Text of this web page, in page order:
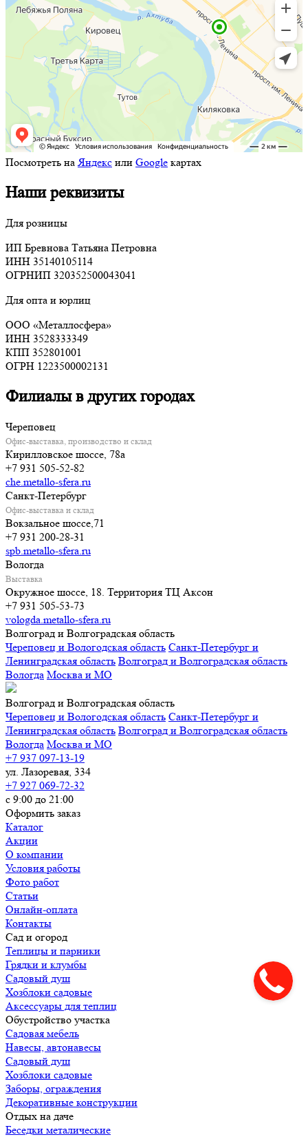
Посмотреть наЯндекс или Google картах
Наши реквизиты
Для розницы
ИП Бревнова Татьяна Петровна
ИНН 35140105114
ОГРНИП 320352500043041
Для опта и юрлиц
ООО «Металлосфера»
ИНН 3528333349
КПП 352801001
ОГРН 1223500002131
Филиалы в других городах
Череповец
Офис-выставка, производство и склад
Кирилловское шоссе, 78а
+7 931 505-52-82
che.metallo-sfera.ru
Санкт-Петербург
Офис-выставка и склад
Вокзальное шоссе,71
+7 931 200-28-31
spb.metallo-sfera.ru
Вологда
Выставка
Окружное шоссе, 18. Территория ТЦ Аксон
+7 931 505-53-73
vologda.metallo-sfera.ru
Волгоград и Волгоградская область
Череповец и Вологодская область Санкт-Петербург и
Ленинградская область Волгоград и Волгоградская область
Вологда Москва и МО
Волгоград и Волгоградская область
Череповец и Вологодская область Санкт-Петербург и
Ленинградская область Волгоград и Волгоградская область
Вологда Москва и МО
+7 937 097-13-19
ул. Лазоревая, 334
+7 927 069-72-32
с 9:00 до 21:00
Оформить заказ
Каталог
Акции
О компании
Условия работы
Фото работ
Статьи
Онлайн-оплата
Контакты
Сад и огород
Теплицы и парники
Грядки и клумбы
Садовый душ
Хозблоки садовые
Аксессуары для теплиц
Обустройство участка
Садовая мебель
Навесы, автонавесы
Садовый душ
Хозблоки садовые
Заборы, ограждения
Декоративные конструкции
Отдых на даче
Беседки металические